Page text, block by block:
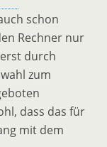
schon
Rechner nur
durch
zum
dass das für
mit dem